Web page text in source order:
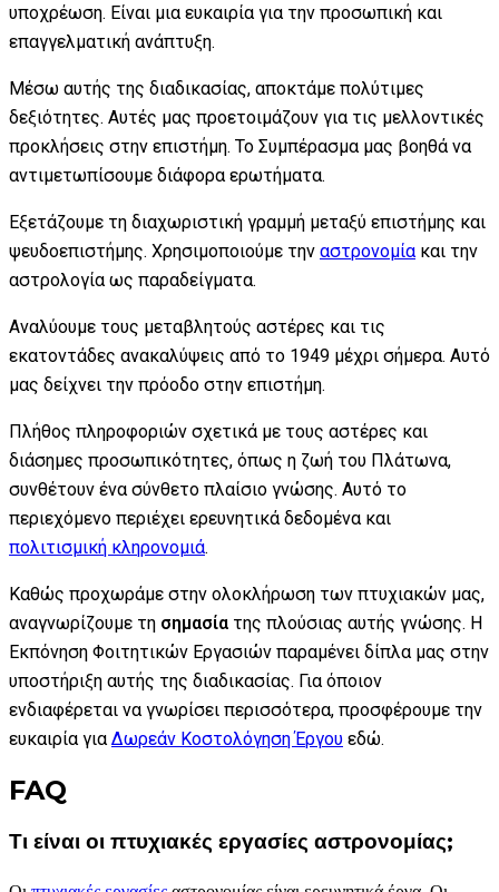
υποχρέωση. Είναι μια ευκαιρία για την προσωπική και
επαγγελματική ανάπτυξη.
Μέσω αυτής της διαδικασίας, αποκτάμε πολύτιμες
δεξιότητες. Αυτές μας προετοιμάζουν για τις μελλοντικές
προκλήσεις στην επιστήμη. Το Συμπέρασμα μας βοηθά να
αντιμετωπίσουμε διάφορα ερωτήματα.
Εξετάζουμε τη διαχωριστική γραμμή μεταξύ επιστήμης και
ψευδοεπιστήμης. Χρησιμοποιούμε την αστρονομίακαι την
αστρολογία ως παραδείγματα.
Αναλύουμε τους μεταβλητούς αστέρες και τις
εκατοντάδες ανακαλύψεις από το 1949 μέχρι σήμερα. Αυτό
μας δείχνει την πρόοδο στην επιστήμη.
Πλήθος πληροφοριών σχετικά με τους αστέρες και
διάσημες προσωπικότητες, όπως η ζωή του Πλάτωνα,
συνθέτουν ένα σύνθετο πλαίσιο γνώσης. Αυτό το
περιεχόμενο περιέχει ερευνητικά δεδομένα και
πολιτισμική κληρονομιά.
Καθώς προχωράμε στην ολοκλήρωση των πτυχιακών μας,
αναγνωρίζουμε τη σημασία της πλούσιας αυτής γνώσης. Η
Εκπόνηση Φοιτητικών Εργασιών παραμένει δίπλα μας στην
υποστήριξη αυτής της διαδικασίας. Για όποιον
ενδιαφέρεται να γνωρίσει περισσότερα, προσφέρουμε την
ευκαιρία γιαΔωρεάν Κοστολόγηση Έργου εδώ.
FAQ
Τι είναι οι πτυχιακές εργασίες αστρονομίας;